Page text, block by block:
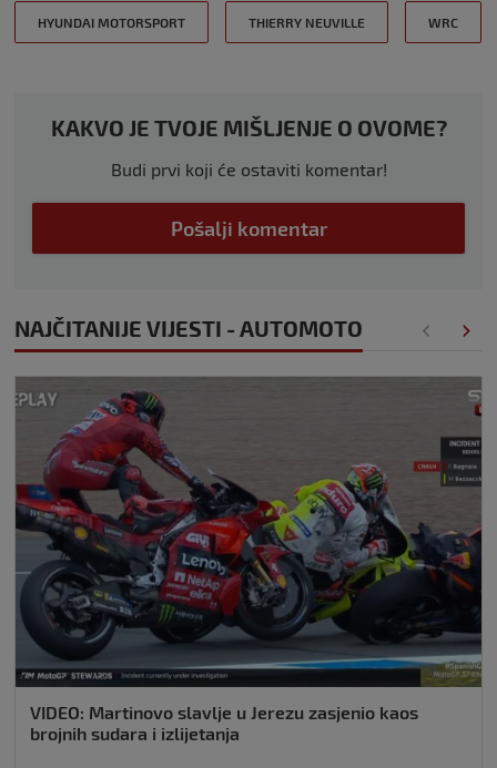
HYUNDAI MOTORSPORT THIERRY NEUVILLE WRC
KAKVO JE TVOJE MIŠLJENJE O OVOME?
Budi prvi koji će ostaviti komentar!
Pošalji komentar
NAJČITANIJE VIJESTI - AUTOMOTO
VIDEO: Martinovo slavlje u Jerezu zasjenio kaos
brojnih sudara i izlijetanja